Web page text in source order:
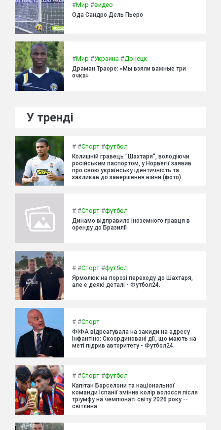
#Мир #видео
Ода Сандро Дель Пьеро
#Мир #Украина #Донецк
Драман Траоре: «Мы взяли важные три
очка»
У тренді
# #Спорт #футбол
Колишній гравець "Шахтаря", володіючи
російським паспортом, у Норвегії заявив
про свою українську ідентичність та
закликав до завершення війни (фото)
# #Спорт #футбол
Динамо відправило іноземного гравця в
оренду до Бразилії.
# #Спорт #футбол
Ярмолюк на порозі переходу до Шахтаря,
але є деякі деталі - Футбол24.
# #Спорт
ФІФА відреагувала на закиди на адресу
Інфантіно: Скоординовані дії, що мають на
меті підрив авторитету - Футбол24.
# #Спорт #футбол
Капітан Барселони та національної
команди Іспанії змінив колір волосся після
тріумфу на чемпіонаті світу 2026 року --
світлина.